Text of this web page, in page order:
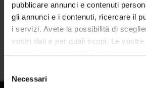
pubblicare annunci e contenuti
gli annunci e i contenuti, ricercare il
i servizi. Avete la possibilità di
vostri dati e per quali scopi. Le
modificare o revocare il proprio
delNecessari
Share